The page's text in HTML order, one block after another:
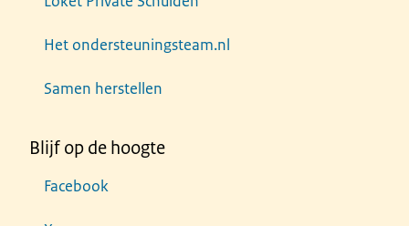
Het ondersteuningsteam.nl
Samen herstellen
Blijf op de hoogte
Facebook